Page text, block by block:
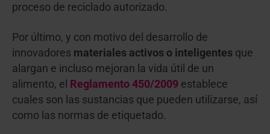
proceso de reciclado autorizado.
Por último, y con motivo del desarrollo de
innovadores materiales activos o inteligentes que
alargan e incluso mejoran la vida útil de un
alimento, el Reglamento 450/2009 establece
cuales son las sustancias que pueden utilizarse, así
como las normas de etiquetado.